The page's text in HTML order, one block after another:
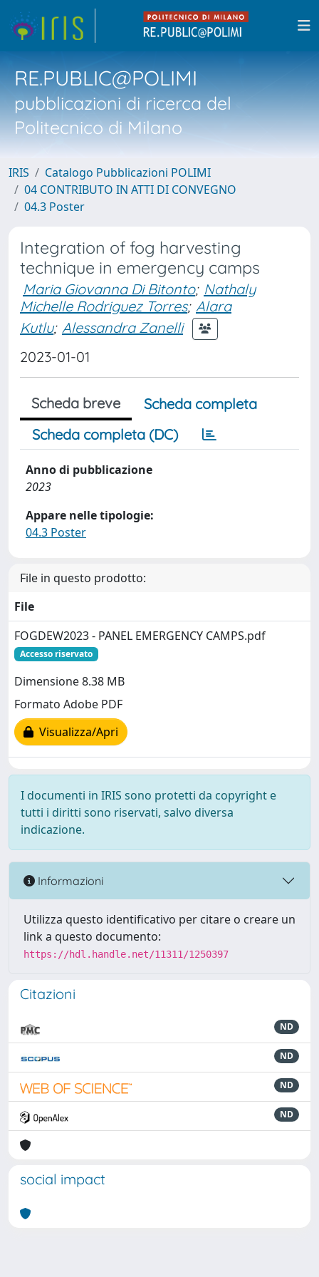
RE.PUBLIC@POLIMI
pubblicazioni di ricerca del
Politecnico di Milano
IRIS
Catalogo Pubblicazioni POLIMI
04 CONTRIBUTO IN ATTI DI CONVEGNO
04.3 Poster
Integration of fog harvesting
technique in emergency camps
Maria Giovanna Di Bitonto; Nathaly
Michelle Rodriguez Torres; Alara
Kutlu; Alessandra Zanelli
2023-01-01
Scheda breve
Scheda completa
Scheda completa (DC)
Anno di pubblicazione
2023
Appare nelle tipologie:
04.3 Poster
File in questo prodotto:
File
FOGDEW2023 - PANEL EMERGENCY CAMPS.pdf
Accesso riservato
Dimensione 8.38 MB
Formato Adobe PDF
Visualizza/Apri
I documenti in IRIS sono protetti da copyright e
tutti i diritti sono riservati, salvo diversa
indicazione.
Informazioni
Utilizza questo identificativo per citare o creare un
link a questo documento:
https://hdl.handle.net/11311/1250397
Citazioni
ND
ND
ND
ND
social impact